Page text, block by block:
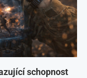
schopnost